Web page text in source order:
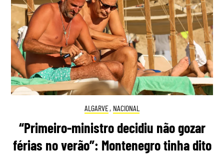
ALGARVE, NACIONAL
“Primeiro-ministro decidiu não gozar
férias no verão”: Montenegro tinha dito